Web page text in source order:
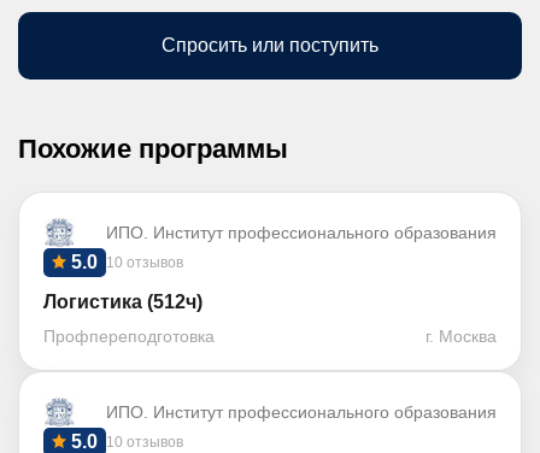
Спросить или поступить
Похожие программы
ИПО. Институт профессионального образования
10 отзывов
5.0
Логистика (512ч)
Профпереподготовка г. Москва
ИПО. Институт профессионального образования
10 отзывов
5.0